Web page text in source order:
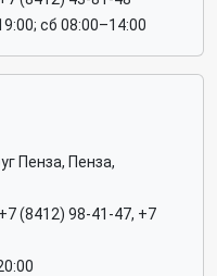
сб 08:00–14:00
Пенза, Пенза,
(8412) 98-41-47, +7